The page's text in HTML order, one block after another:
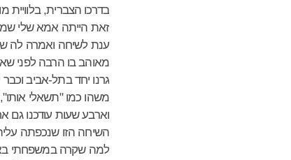
בדרכו הצברית,
זאת הייתה אמא שלי
ענת לשיחה ואמרה לה
מאוהב בו הרבה לפני
גרנו יחד בתל-אביב
משהו כמו "תשאלי
וארבע שעות עודכנו גם
השיחה הזו שנכפתה
למה שקרה במשפחתי